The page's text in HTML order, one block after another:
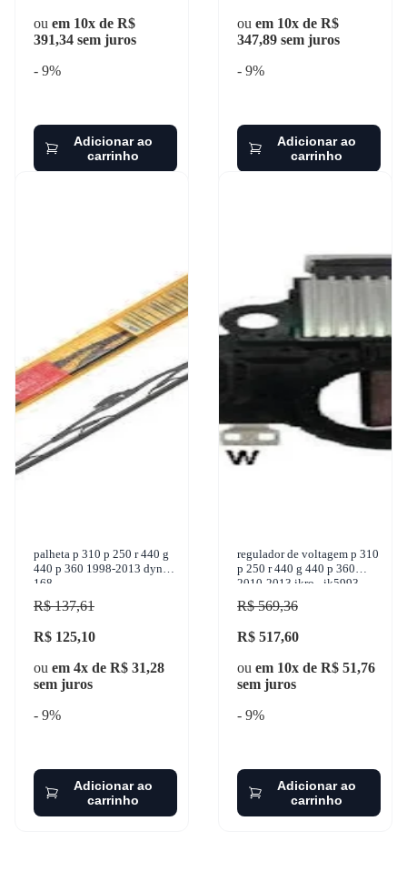
ou em 10x de R$
391,34 sem juros
- 9%
Adicionar ao
carrinho
ou em 10x de R$
347,89 sem juros
- 9%
Adicionar ao
carrinho
palheta p 310 p 250 r 440 g
440 p 360 1998-2013 dyna -
168
R$ 137,61
R$ 125,10
ou em 4x de R$ 31,28
sem juros
- 9%
Adicionar ao
carrinho
regulador de voltagem p 310
p 250 r 440 g 440 p 360
2010-2013 ikro - ik5993
R$ 569,36
R$ 517,60
ou em 10x de R$ 51,76
sem juros
- 9%
Adicionar ao
carrinho